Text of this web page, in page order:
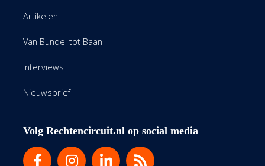
Artikelen
Van Bundel tot Baan
Interviews
Nieuwsbrief
Volg Rechtencircuit.nl op social media